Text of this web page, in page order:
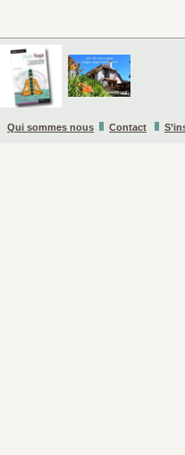
Qui sommes nous Contact